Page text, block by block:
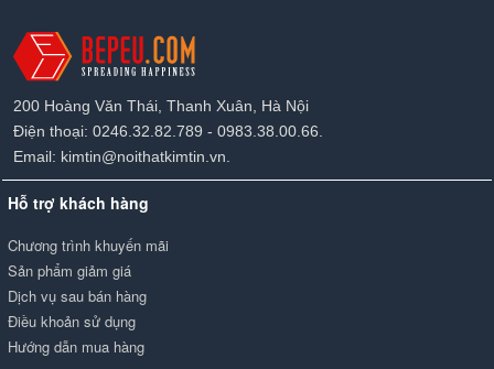
200 Hoàng Văn Thái, Thanh Xuân, Hà Nội
Điện thoại: 0246.32.82.789 - 0983.38.00.66.
Email: kimtin@noithatkimtin.vn.
Hỗ trợ khách hàng
Chương trình khuyến mãi
Sản phẩm giảm giá
Dịch vụ sau bán hàng
Điều khoản sử dụng
Hướng dẫn mua hàng